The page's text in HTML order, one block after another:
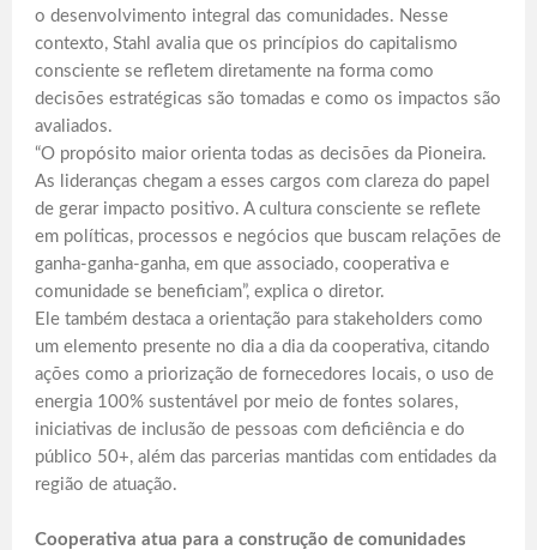
o desenvolvimento integral das comunidades. Nesse
contexto, Stahl avalia que os princípios do capitalismo
consciente se refletem diretamente na forma como
decisões estratégicas são tomadas e como os impactos são
avaliados.
“O propósito maior orienta todas as decisões da Pioneira.
As lideranças chegam a esses cargos com clareza do papel
de gerar impacto positivo. A cultura consciente se reflete
em políticas, processos e negócios que buscam relações de
ganha-ganha-ganha, em que associado, cooperativa e
comunidade se beneficiam”, explica o diretor.
Ele também destaca a orientação para stakeholders como
um elemento presente no dia a dia da cooperativa, citando
ações como a priorização de fornecedores locais, o uso de
energia 100% sustentável por meio de fontes solares,
iniciativas de inclusão de pessoas com deficiência e do
público 50+, além das parcerias mantidas com entidades da
região de atuação.
Cooperativa atua para a construção de comunidades